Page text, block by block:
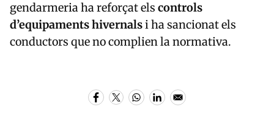
gendarmeria ha reforçat els controls
d’equipaments hivernalsi ha sancionat els
conductors que no complien la normativa.